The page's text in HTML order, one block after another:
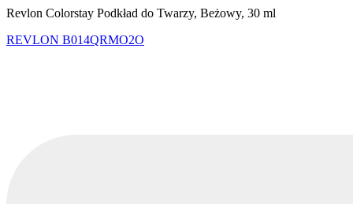
Revlon Colorstay Podkład do Twarzy, Beżowy, 30 ml
REVLON B014QRMO2O